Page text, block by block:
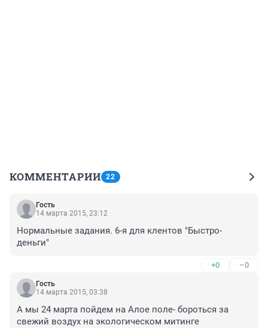
КОММЕНТАРИИ 22
Гость
14 марта 2015, 23:12
Нормальные задания. 6-я для клентов "Быстро-
деньги"
+0 –0
Гость
14 марта 2015, 03:38
А мы 24 марта пойдем на Алое поле- бороться за
свежий воздух на экологическом митинге